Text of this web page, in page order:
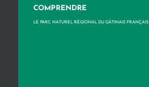
COMPRENDRE
LE PARC NATUREL RÉGIONAL DU GÂTINAIS FRANÇAIS